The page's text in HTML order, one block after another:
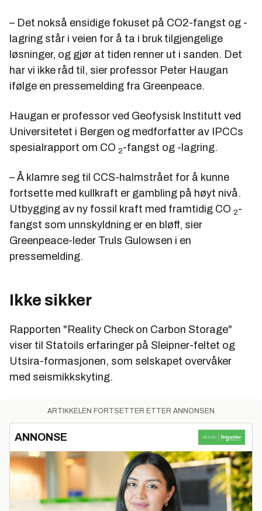
– Det nokså ensidige fokuset på CO2-fangst og -
lagring står i veien for å ta i bruk tilgjengelige
løsninger, og gjør at tiden renner ut i sanden. Det
har vi ikke råd til, sier professor Peter Haugan
ifølge en pressemelding fra Greenpeace.
Haugan er professor ved Geofysisk Institutt ved
Universitetet i Bergen og medforfatter av IPCCs
spesialrapport om CO 2-fangst og -lagring.
– Å klamre seg til CCS-halmstrået for å kunne
fortsette med kullkraft er gambling på høyt nivå.
Utbygging av ny fossil kraft med framtidig CO 2-
fangst som unnskyldning er en bløff, sier
Greenpeace-leder Truls Gulowsen i en
pressemelding.
Ikke sikker
Rapporten "Reality Check on Carbon Storage"
viser til Statoils erfaringer på Sleipner-feltet og
Utsira-formasjonen, som selskapet overvåker
med seismikkskyting.
ARTIKKELEN FORTSETTER ETTER ANNONSEN
ANNONSE